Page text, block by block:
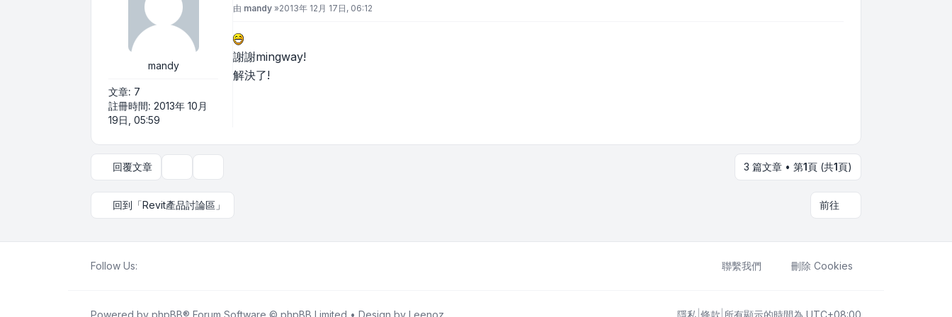
mandy
文章: 7
註冊時間: 2013年 10月
19日, 05:59
文章
由 mandy »2013年 12月 17日, 06:12
謝謝mingway!
解決了!
回覆文章 3 篇文章 • 第1頁 (共1頁)
回到「Revit產品討論區」 前往
Follow Us: 聯繫我們 刪除 Cookies
Powered by phpBB® Forum Software © phpBB Limited • Design by Leenoz 隱私 條款 所有顯示的時間為 UTC+08:00